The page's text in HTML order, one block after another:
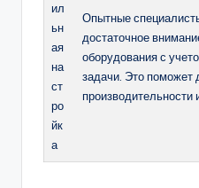
ил
ьн
ая
на
ст
ро
йк
а
Опытные
достаточное
оборудования с
задачи. Это поможет
производительности